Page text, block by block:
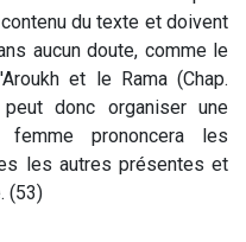
du texte et doivent
aucun doute, comme le
et le Rama (Chap.
donc organiser une
prononcera les
les autres présentes et
(53)